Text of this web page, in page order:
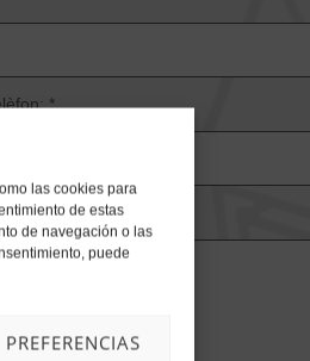
las cookies para
de estas
de navegación o las
puede
PREFERENCIAS
*